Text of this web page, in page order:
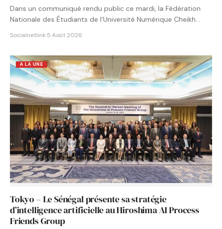
Dans un communiqué rendu public ce mardi, la Fédération
Nationale des Étudiants de l’Université Numérique Cheikh
Socialnetlink·5 Août 2026
A LA UNE
Tokyo – Le Sénégal présente sa stratégie
d’intelligence artificielle au Hiroshima AI Process
Friends Group